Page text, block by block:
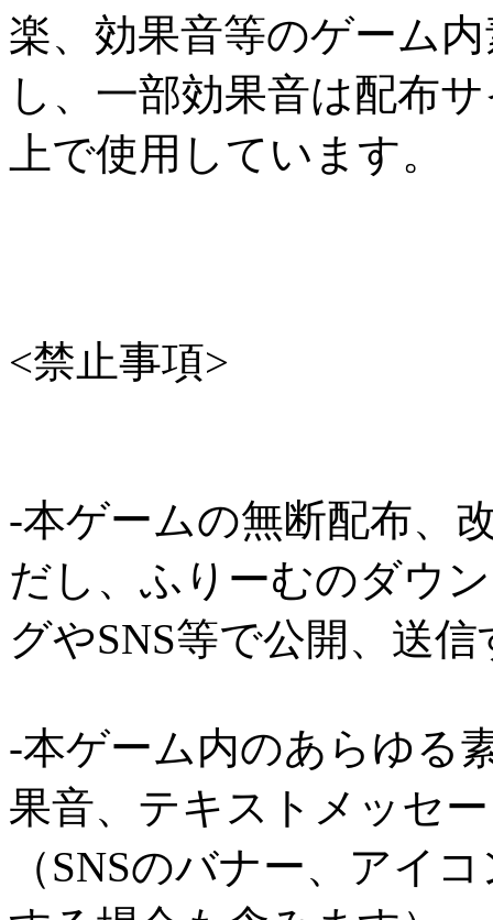
楽、効果音等のゲーム
し、一部効果音は配布
上で使用しています。
<禁止事項>
-本ゲームの無断配布、
だし、ふりーむのダウ
グやSNS等で公開、送
-本ゲーム内のあらゆる
果音、テキストメッセ
（SNSのバナー、アイ